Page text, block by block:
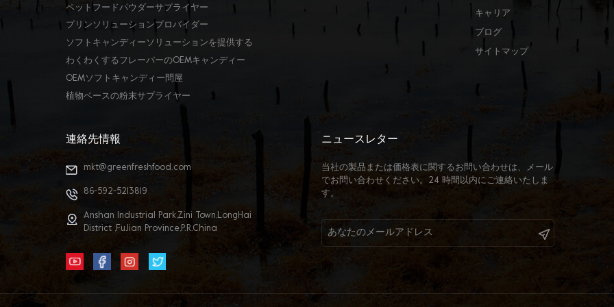
ペットフードパウダーサプライヤー
プリンソリューションプロバイダー
ソフトキャンディーソリューションを提供する
わくわくするフレーバーのOEMキャンディー
OEMソフトキャンディー問屋
植物ベースの粉末サプライヤー
キャリア
ブログ
サイトマップ
連絡先情報
mkt@greenfreshfood.com
86-592-5213819
Anshan Industrial Park,Zini Town,LongHai
District ,FuJian Province,P.R.China
ニュースレター
当社の製品または価格表に関するお問い合わせは、メール
でお問い合わせください。24 時間以内にご連絡いたしま
す。